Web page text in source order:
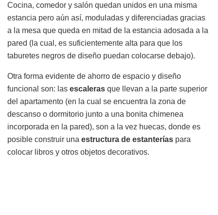
Cocina, comedor y salón quedan unidos en una misma
estancia pero aún así, moduladas y diferenciadas gracias
a la mesa que queda en mitad de la estancia adosada a la
pared (la cual, es suficientemente alta para que los
taburetes negros de diseño puedan colocarse debajo).
Otra forma evidente de ahorro de espacio y diseño
funcional son: las escaleras que llevan a la parte superior
del apartamento (en la cual se encuentra la zona de
descanso o dormitorio junto a una bonita chimenea
incorporada en la pared), son a la vez huecas, donde es
posible construir una estructura de estanterías para
colocar libros y otros objetos decorativos.